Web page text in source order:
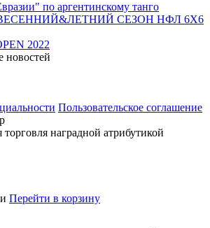
по аргентинскому танго
СЕЗОН НФЛ 6Х6
2022
новостей
Пользовательское соглашение
наградной атрибутикой
Перейти в корзину